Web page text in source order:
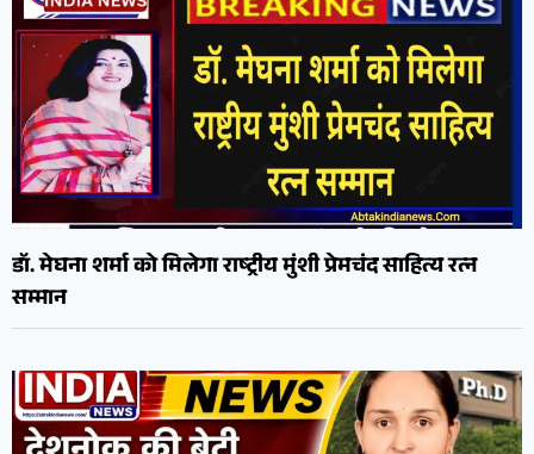
डॉ. मेघना शर्मा को मिलेगा राष्ट्रीय मुंशी प्रेमचंद साहित्य रत्न
सम्मान